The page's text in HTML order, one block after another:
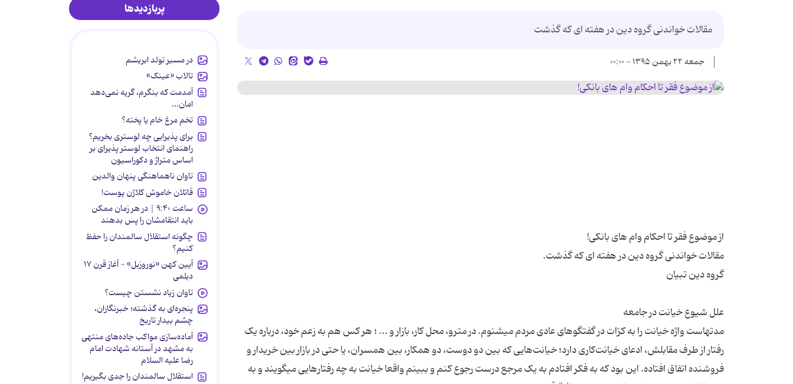
مقالات خواندنی گروه دین در هفته ای که گذشت
جمعه ۲۲ بهمن ۱۳۹۵ - ۰۰:۰۰
مدتهاست واژه خیانت را به کرّات در گفتگوهای عادی مردم مى‏شنوم. در مترو، محل کار، بازار و ... ؛ هر کس هم به زعم خود، درباره یک
رفتار از طرف مقابلش، ادعای خیانت‌کاری دارد؛ خیانت‌هایی که بین دو دوست، دو همکار، بین همسران، یا حتی در بازار بین خریدار و
فروشنده اتفاق افتاده. این بود که به فکر افتادم به یک مرجع درست رجوع کنم و ببینم واقعا خیانت به چه رفتارهایی مى‏گویند و به
پربازدیدها
در مسیر تولد ابریشم
تالاب «عینک»
آمدمت که بنگرم، گریه نمی‌دهد
امان...
تخم مرغ خام یا پخته؟
برای پذیرایی چه لوستری بخریم؟
راهنمای انتخاب لوستر پذیرای بر
اساس متراژ و دکوراسیون
تاوان ناهماهنگی پنهان والدین
قاتلان خاموش کلاژن پوست!
ساعت ۹:۴۰ | در هر زمان ممکن
باید انتقامشان را پس بدهند
چگونه استقلال سالمندان را حفظ
کنیم؟
آیین کهن «نوروزبل» - آغاز قرن ۱۷
دیلمی
تاوان زیاد نشستن چیست؟
پنجره‌ای به گذشته؛ خبرنگاران،
چشم بیدار تاریخ
آماده‌سازی مواکب جاده‌های منتهی
به مشهد در آستانه شهادت امام
رضا علیه السلام
استقلال سالمندان را جدی بگیریم!